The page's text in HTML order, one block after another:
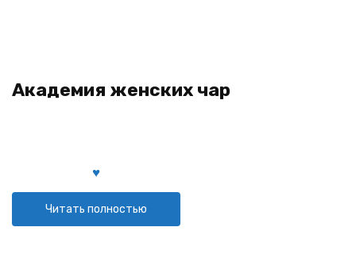
Академия женских чар
Читать полностью